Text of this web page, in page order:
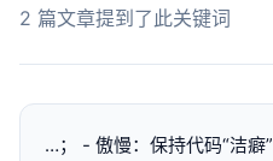
2 篇文章提到了此关键词
…； - 傲慢：保持代码“洁癖